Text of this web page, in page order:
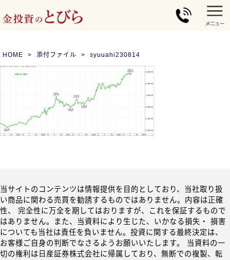
HOME 添付ファイル syuuahi230814
当サイトのコンテンツは情報提供を目的としており、当社取り扱
い商品に関わる売買を勧誘するものではありません。内容は正確
性、 完全性に万全を期してはおりますが、これを保証するもので
はありません。また、当資料により生じた、いかなる損失・ 損害
についても当社は責任を負いません。投資に関する最終決定は、
お客様ご自身の判断でなさるようお願いいたします。 当資料の一
切の権利は日産証券株式会社に帰属しており、無断での複製、転